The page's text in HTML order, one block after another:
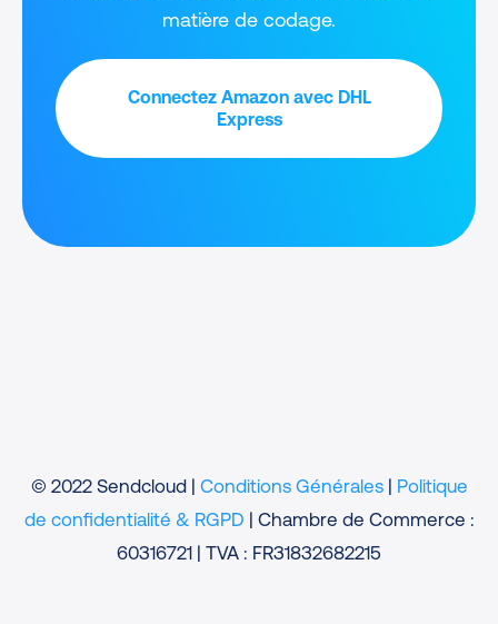
matière de codage.
Connectez Amazon avec DHL
Express
© 2022 Sendcloud | Conditions Générales| Politique
de confidentialité & RGPD | Chambre de Commerce :
60316721 | TVA : FR31832682215